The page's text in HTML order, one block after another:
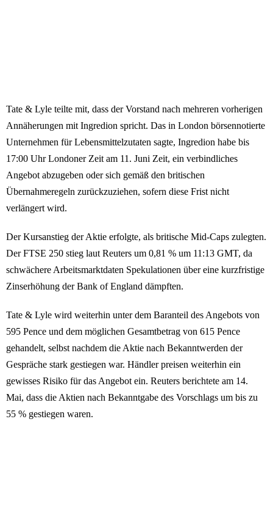
Tate & Lyle teilte mit, dass der Vorstand nach mehreren vorherigen
Annäherungen mit Ingredion spricht. Das in London börsennotierte
Unternehmen für Lebensmittelzutaten sagte, Ingredion habe bis
17:00 Uhr Londoner Zeit am 11. Juni Zeit, ein verbindliches
Angebot abzugeben oder sich gemäß den britischen
Übernahmeregeln zurückzuziehen, sofern diese Frist nicht
verlängert wird.
Der Kursanstieg der Aktie erfolgte, als britische Mid-Caps zulegten.
Der FTSE 250 stieg laut Reuters um 0,81 % um 11:13 GMT, da
schwächere Arbeitsmarktdaten Spekulationen über eine kurzfristige
Zinserhöhung der Bank of England dämpften.
Tate & Lyle wird weiterhin unter dem Baranteil des Angebots von
595 Pence und dem möglichen Gesamtbetrag von 615 Pence
gehandelt, selbst nachdem die Aktie nach Bekanntwerden der
Gespräche stark gestiegen war. Händler preisen weiterhin ein
gewisses Risiko für das Angebot ein. Reuters berichtete am 14.
Mai, dass die Aktien nach Bekanntgabe des Vorschlags um bis zu
55 % gestiegen waren.